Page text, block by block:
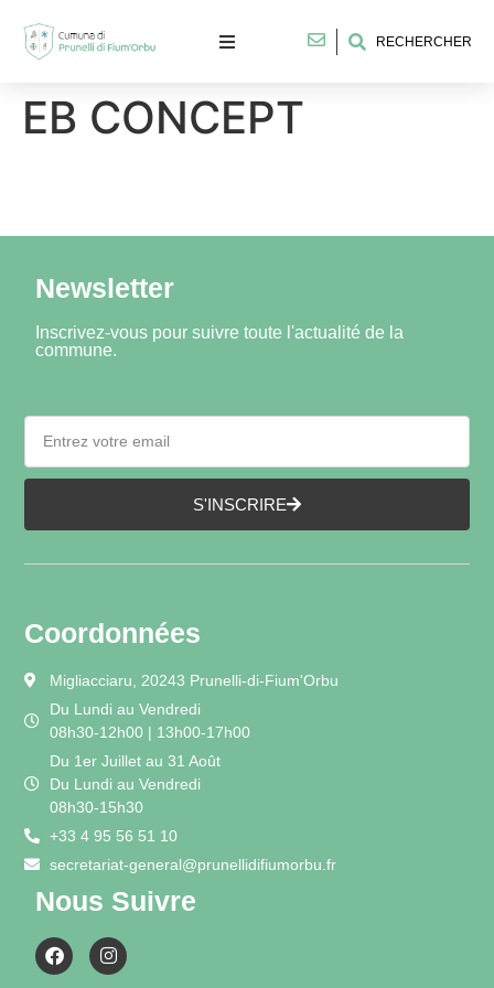
RECHERCHER
EB CONCEPT
Newsletter
Inscrivez-vous pour suivre toute l'actualité de la
commune.
S'INSCRIRE
Coordonnées
Migliacciaru, 20243 Prunelli-di-Fium'Orbu
Du Lundi au Vendredi
08h30-12h00 | 13h00-17h00
Du 1er Juillet au 31 Août
Du Lundi au Vendredi
08h30-15h30
+33 4 95 56 51 10
secretariat-general@prunellidifiumorbu.fr
Nous Suivre